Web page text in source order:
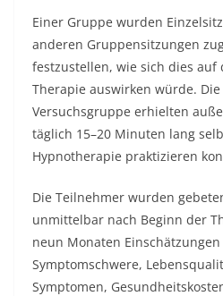
Einer Gruppe wurden
anderen Gruppensitzungen
festzustellen, wie sich dies auf
Therapie auswirken würde.
Versuchsgruppe erhielten
täglich 15–20 Minuten lang
Hypnotherapie praktizieren
Die Teilnehmer wurden
unmittelbar nach Beginn der
neun Monaten
Symptomschwere,
Symptomen,